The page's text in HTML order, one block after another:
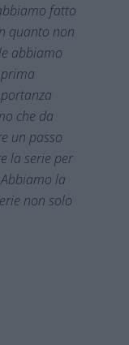
fatto
quanto non
abbiamo
che da
un passo
la serie per
la
non solo